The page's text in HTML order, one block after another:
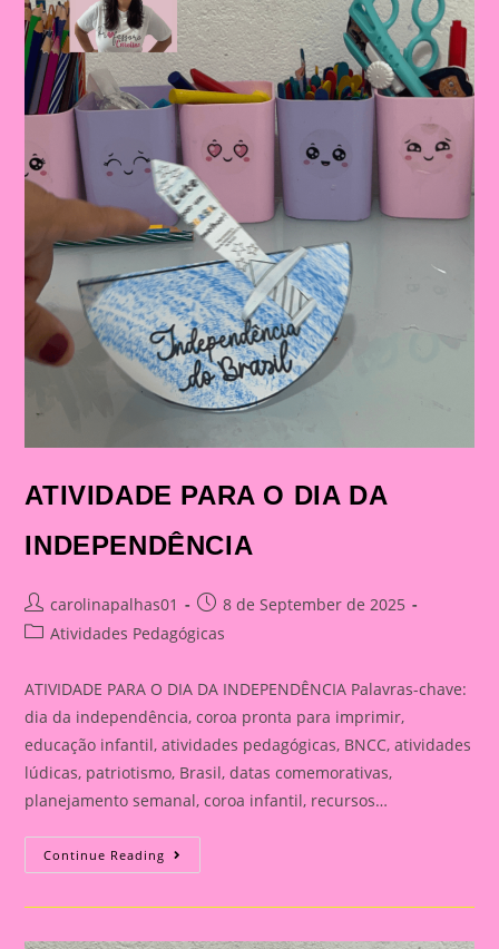
ATIVIDADE PARA O DIA DA
INDEPENDÊNCIA
Post
author:
carolinapalhas01
Post
published:
8 de September de 2025
PostAtividades Pedagógicas
ATIVIDADE PARA O DIA DA INDEPENDÊNCIA Palavras-chave:
dia da independência, coroa pronta para imprimir,
educação infantil, atividades pedagógicas, BNCC, atividades
lúdicas, patriotismo, Brasil, datas comemorativas,
planejamento semanal, coroa infantil, recursos…
Continue Reading ATIVIDADE
PARA
DIA